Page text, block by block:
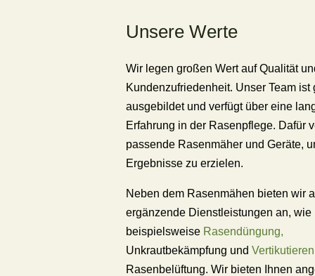
Unsere Werte
Wir legen großen Wert auf Qualität
Kundenzufriedenheit. Unser Team ist
ausgebildet und verfügt über eine
Erfahrung in der Rasenpflege. Dafür
passende Rasenmäher und Geräte,
Ergebnisse zu erzielen.
Neben dem Rasenmähen bieten wir
ergänzende Dienstleistungen an, wie
beispielsweise Rasendüngung,
Unkrautbekämpfung und Vertikutieren
Rasenbelüftung. Wir bieten Ihnen